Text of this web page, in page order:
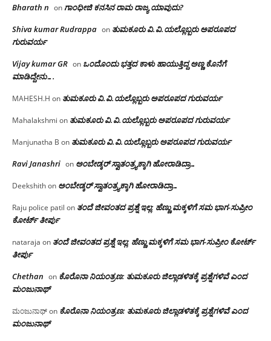
Bharath n onಗಾಂಧೀಜಿ ಕನಸಿನ ರಾಮ ರಾಜ್ಯ ಯಾವುದು?
Shiva kumar Rudrappa on ತುಮಕೂರು‌ ವಿ.ವಿ.ಯಲ್ಲೊಬ್ಬರು ಅಪರೂಪದ
ಗುರುವರ್ಯ
Vijay kumar GR on ಒಂದೊಂದು ಭತ್ತದ ಕಾಳು ಹಾಯುತ್ತಿದ್ದ ಅಣ್ಣ ಕೊನೆಗೆ
ಮಾಡಿದ್ದೇನು….
MAHESH.H on ತುಮಕೂರು‌ ವಿ.ವಿ.ಯಲ್ಲೊಬ್ಬರು ಅಪರೂಪದ ಗುರುವರ್ಯ
Mahalakshmi on ತುಮಕೂರು‌ ವಿ.ವಿ.ಯಲ್ಲೊಬ್ಬರು ಅಪರೂಪದ ಗುರುವರ್ಯ
Manjunatha B on ತುಮಕೂರು‌ ವಿ.ವಿ.ಯಲ್ಲೊಬ್ಬರು ಅಪರೂಪದ ಗುರುವರ್ಯ
Ravi Janashri on ಅಂಬೇಡ್ಕರ್ ಸ್ವಾತಂತ್ರ್ಯಕ್ಕಾಗಿ ಹೋರಾಡಿದ್ರಾ…
Deekshithon ಅಂಬೇಡ್ಕರ್ ಸ್ವಾತಂತ್ರ್ಯಕ್ಕಾಗಿ ಹೋರಾಡಿದ್ರಾ…
Raju police patil on ತಂದೆ ಜೀವಂತದ ಪ್ರಶ್ನೆ ಇಲ್ಲ: ಹೆಣ್ಣು ಮಕ್ಕಳಿಗೆ ಸಮ ಭಾಗ-ಸುಪ್ರೀಂ
ಕೋರ್ಟ್ ತೀರ್ಪು
nataraja on ತಂದೆ ಜೀವಂತದ ಪ್ರಶ್ನೆ ಇಲ್ಲ: ಹೆಣ್ಣು ಮಕ್ಕಳಿಗೆ ಸಮ ಭಾಗ-ಸುಪ್ರೀಂ ಕೋರ್ಟ್
ತೀರ್ಪು
Chethan on ಕೊರೊನಾ ನಿಯಂತ್ರಣ: ತುಮಕೂರು ಜಿಲ್ಲಾಡಳಿತಕ್ಕೆ ಪ್ರಶ್ನೆಗಳಿವೆ ಎಂದ
ಮಂಜು‌ನಾಥ್
ಮಂಜುನಾಥ್on ಕೊರೊನಾ ನಿಯಂತ್ರಣ: ತುಮಕೂರು ಜಿಲ್ಲಾಡಳಿತಕ್ಕೆ ಪ್ರಶ್ನೆಗಳಿವೆ ಎಂದ
ಮಂಜು‌ನಾಥ್